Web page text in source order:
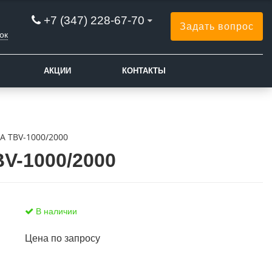
+7 (347) 228-67-70 Задать вопрос
АКЦИИ КОНТАКТЫ
TBV-1000/2000
1000/2000
В наличии
Цена по запросу